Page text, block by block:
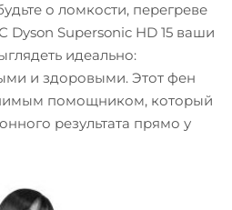
о ломкости, перегреве
Dyson Supersonic HD 15 ваши
идеально:
и здоровыми. Этот фен
помощником, который
результата прямо у